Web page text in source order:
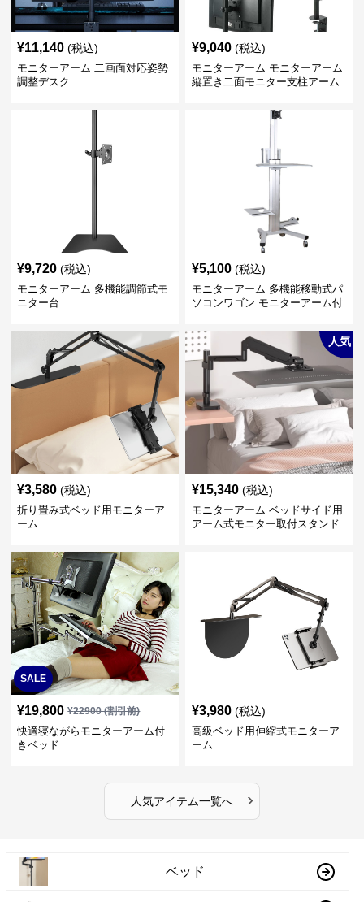
¥11,140 (税込)
モニターアーム 二画面対応姿勢
調整デスク
¥9,040 (税込)
モニターアーム モニターアーム
縦置き二面モニター支柱アーム
¥9,720 (税込)
モニターアーム 多機能調節式モ
ニター台
¥5,100 (税込)
モニターアーム 多機能移動式パ
ソコンワゴン モニターアーム付
¥3,580 (税込)
折り畳み式ベッド用モニターア
ーム
人気
¥15,340 (税込)
モニターアーム ベッドサイド用
アーム式モニター取付スタンド
SALE
¥19,800 ¥22900(割引前)
快適寝ながらモニターアーム付
きベッド
¥3,980 (税込)
高級ベッド用伸縮式モニターア
ーム
人気アイテム一覧へ ›
ベッド